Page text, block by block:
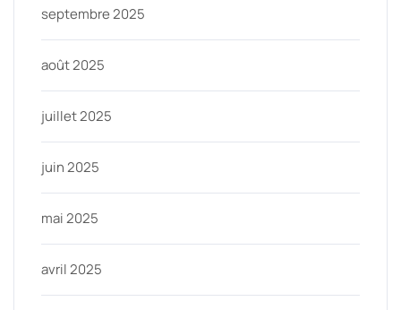
septembre 2025
août 2025
juillet 2025
juin 2025
mai 2025
avril 2025